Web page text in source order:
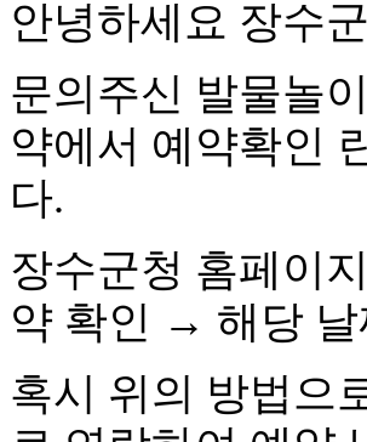
안녕하세요 장수
문의주신 발물놀
약에서 예약확인
다.
장수군청 홈페이
약 확인 → 해당 날
혹시 위의 방법으